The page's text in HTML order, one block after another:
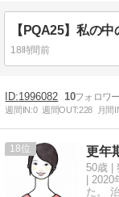
18時間前
1996082 10
週間IN:0 週間OUT:228 月間
18
50歳 |
|
た。 治療のことや更年期にまつわる体の変化、働き方、